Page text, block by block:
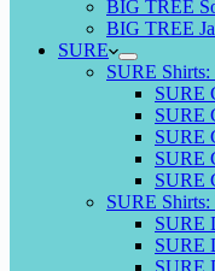
BIG TREE
BIG TREE
SURE
SURE Shirts:
SURE
SURE
SURE
SURE
SURE
SURE Shirts:
SURE
SURE
SURE